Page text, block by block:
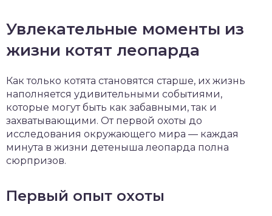
Увлекательные моменты из
жизни котят леопарда
Как только котята становятся старше, их жизнь
наполняется удивительными событиями,
которые могут быть как забавными, так и
захватывающими. От первой охоты до
исследования окружающего мира — каждая
минута в жизни детеныша леопарда полна
сюрпризов.
Первый опыт охоты